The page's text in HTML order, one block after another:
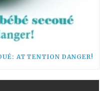
ATTENTION DANGER!